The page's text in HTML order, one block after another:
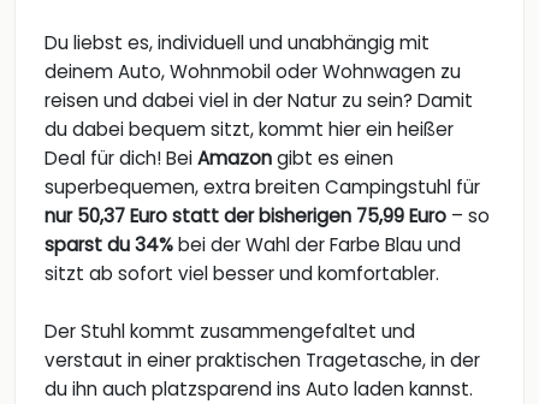
Du liebst es, individuell und unabhängig mit
deinem Auto, Wohnmobil oder Wohnwagen zu
reisen und dabei viel in der Natur zu sein? Damit
du dabei bequem sitzt, kommt hier ein heißer
Deal für dich! BeiAmazongibt es einen
superbequemen, extra breiten Campingstuhl für
nur 50,37 Euro statt der bisherigen 75,99 Euro – so
sparst du 34%bei der Wahl der Farbe Blau und
sitzt ab sofort viel besser und komfortabler.
Der Stuhl kommt zusammengefaltet und
verstaut in einer praktischen Tragetasche, in der
du ihn auch platzsparend ins Auto laden kannst.